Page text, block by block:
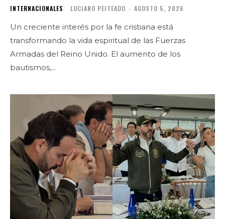
INTERNACIONALES LUCIANO PEITEADO - AGOSTO 5, 2026
Un creciente interés por la fe cristiana está
transformando la vida espiritual de las Fuerzas
Armadas del Reino Unido. El aumento de los
bautismos,...